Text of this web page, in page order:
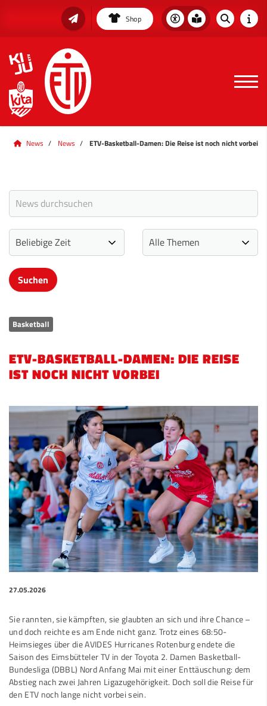
Shop
News News ETV-Basketball-Damen: Die Reise ist noch nicht vorbei
Basketball
ETV-BASKETBALL-DAMEN: DIE REISE
IST NOCH NICHT VORBEI
27.05.2026
Sie rannten, sie kämpften, sie glaubten an sich und ihre Chance –
und doch reichte es am Ende nicht ganz. Trotz eines 68:50-
Heimsieges über die AVIDES Hurricanes Rotenburg endete die
Saison des Eimsbütteler TV in der Toyota 2. Damen Basketball-
Bundesliga (DBBL) Nord Anfang Mai mit einer Enttäuschung: dem
Abstieg nach zwei Jahren Ligazugehörigkeit. Doch soll die Reise für
den ETV noch lange nicht vorbei sein.